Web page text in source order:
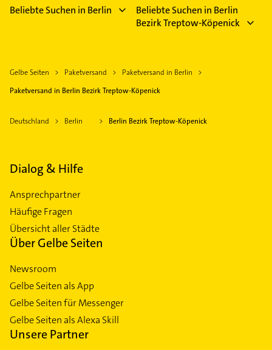
Beliebte Suchen in Berlin
Beliebte Suchen in Berlin
Bezirk Treptow-Köpenick
Gelbe Seiten Paketversand
Paketversand in Berlin
Paketversand in Berlin Bezirk Treptow-Köpenick
Deutschland Berlin Berlin Bezirk Treptow-Köpenick
Dialog & Hilfe
Ansprechpartner
Häufige Fragen
Übersicht aller Städte
Über Gelbe Seiten
Newsroom
Gelbe Seiten als App
Gelbe Seiten für Messenger
Gelbe Seiten als Alexa Skill
Unsere Partner